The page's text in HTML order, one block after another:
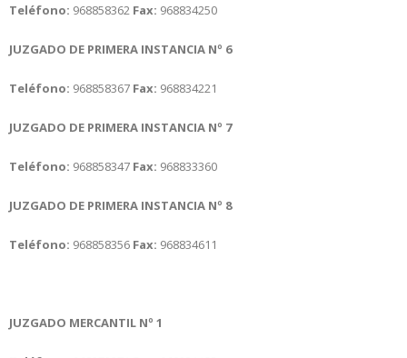
Teléfono: 968858362 Fax: 968834250
JUZGADO DE PRIMERA INSTANCIA Nº 6
Teléfono: 968858367 Fax: 968834221
JUZGADO DE PRIMERA INSTANCIA Nº 7
Teléfono: 968858347 Fax: 968833360
JUZGADO DE PRIMERA INSTANCIA Nº 8
Teléfono: 968858356 Fax: 968834611
JUZGADO MERCANTIL Nº 1